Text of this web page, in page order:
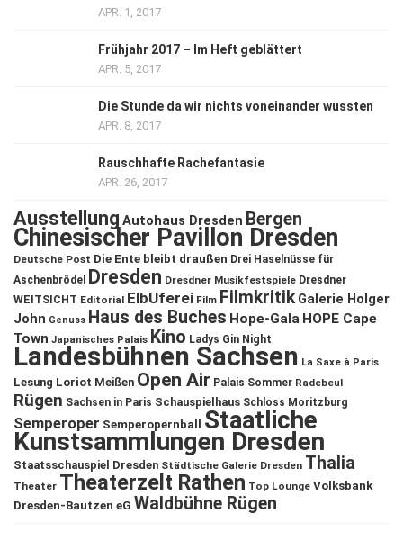
APR. 1, 2017
Frühjahr 2017 – Im Heft geblättert
APR. 5, 2017
Die Stunde da wir nichts voneinander wussten
APR. 8, 2017
Rauschhafte Rachefantasie
APR. 26, 2017
Ausstellung Autohaus Dresden Bergen
Chinesischer Pavillon Dresden
Deutsche Post Die Ente bleibt draußen Drei Haselnüsse für
Aschenbrödel
Dresden Dresdner Musikfestspiele Dresdner
WEITSICHT Editorial ElbUferei Film Filmkritik Galerie Holger
John Genuss Haus des Buches Hope-Gala HOPE Cape
Town Japanisches Palais Kino Ladys Gin Night
Landesbühnen Sachsen La Saxe à Paris
Lesung Loriot Meißen Open Air Palais Sommer Radebeul
Rügen Sachsen in Paris Schauspielhaus Schloss Moritzburg
Semperoper Semperopernball Staatliche
Kunstsammlungen Dresden
Staatsschauspiel Dresden Städtische Galerie Dresden Thalia
Theater Theaterzelt Rathen Top Lounge Volksbank
Dresden-Bautzen eG Waldbühne Rügen